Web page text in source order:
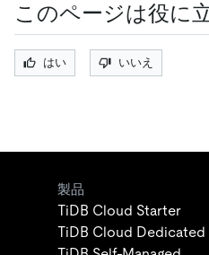
このページは役に
はい いいえ
製品
TiDB Cloud Starter
TiDB Cloud Dedicated